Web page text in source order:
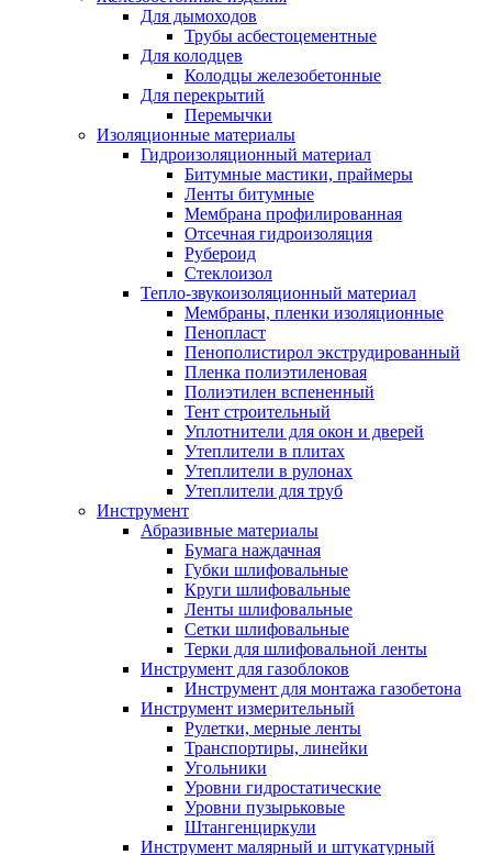
Для дымоходов
Трубы асбестоцементные
Для колодцев
Колодцы железобетонные
Для перекрытий
Перемычки
Изоляционные материалы
Гидроизоляционный материал
Битумные мастики, праймеры
Ленты битумные
Мембрана профилированная
Отсечная гидроизоляция
Рубероид
Стеклоизол
Тепло-звукоизоляционный материал
Мембраны, пленки изоляционные
Пенопласт
Пенополистирол экструдированный
Пленка полиэтиленовая
Полиэтилен вспененный
Тент строительный
Уплотнители для окон и дверей
Утеплители в плитах
Утеплители в рулонах
Утеплители для труб
Инструмент
Абразивные материалы
Бумага наждачная
Губки шлифовальные
Круги шлифовальные
Ленты шлифовальные
Сетки шлифовальные
Терки для шлифовальной ленты
Инструмент для газоблоков
Инструмент для монтажа газобетона
Инструмент измерительный
Рулетки, мерные ленты
Транспортиры, линейки
Угольники
Уровни гидростатические
Уровни пузырьковые
Штангенциркули
Инструмент малярный и штукатурный